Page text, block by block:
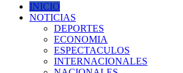
INICIO
NOTICIAS
DEPORTES
ECONOMIA
ESPECTACULOS
INTERNACIONALES